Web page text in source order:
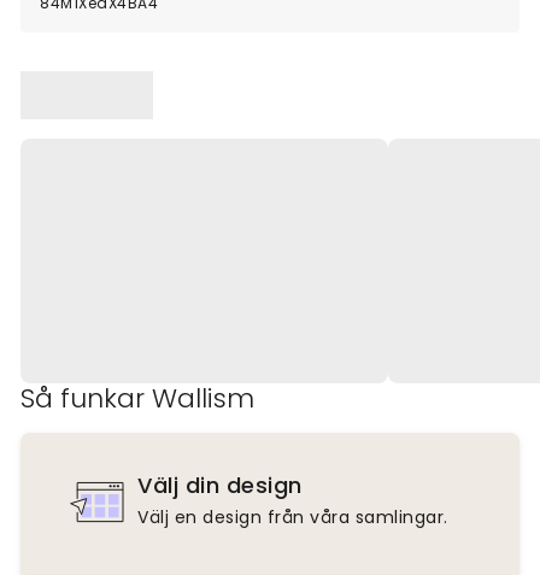
Så funkar Wallism
Välj din design
Välj en design från våra samlingar.